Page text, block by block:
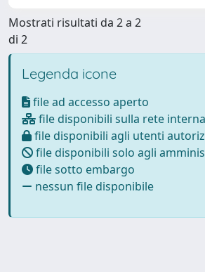
Mostrati risultati da 2 a 2
di 2
Legenda icone
file ad accesso aperto
file disponibili sulla rete interna
file disponibili agli utenti
file disponibili solo agli
file sotto embargo
nessun file disponibile